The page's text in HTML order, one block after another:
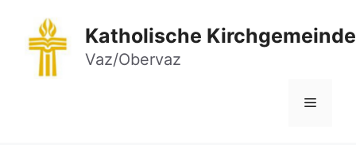
springen
Katholische Kirchgemeinde
Vaz/Obervaz
Menü